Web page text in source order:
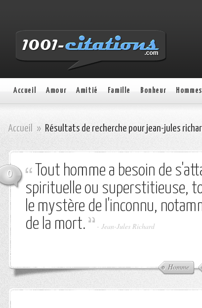
Accueil Amour Amitié Famille Bonheur
Accueil » Résultats de recherche pour jean-jules
0
Tout homme a besoin de
spirituelle ou superstitieuse,
le mystère de l'inconnu,
de la mort.
- Jean-Jules Richard
Homme